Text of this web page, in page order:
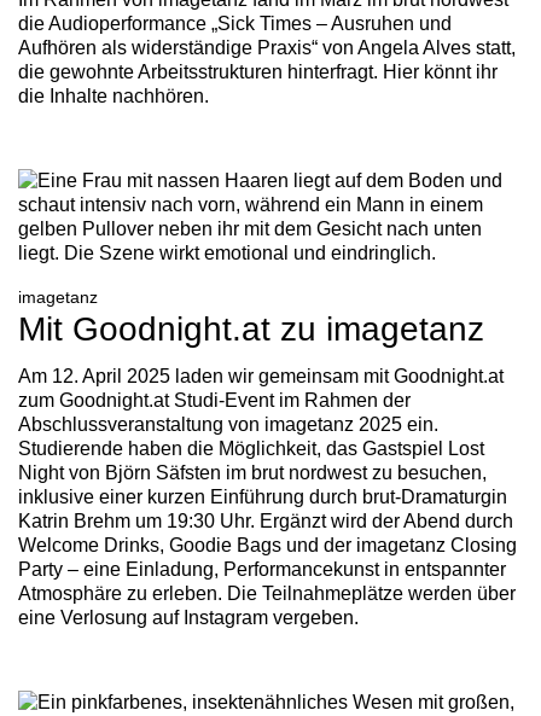
die Audioperformance „Sick Times – Ausruhen und
Aufhören als widerständige Praxis“ von Angela Alves statt,
die gewohnte Arbeitsstrukturen hinterfragt. Hier könnt ihr
die Inhalte nachhören.
imagetanz
Mit Goodnight.at zu imagetanz
Am 12. April 2025 laden wir gemeinsam mit Goodnight.at
zum Goodnight.at Studi-Event im Rahmen der
Abschlussveranstaltung von imagetanz 2025 ein.
Studierende haben die Möglichkeit, das Gastspiel Lost
Night von Björn Säfsten im brut nordwest zu besuchen,
inklusive einer kurzen Einführung durch brut-Dramaturgin
Katrin Brehm um 19:30 Uhr. Ergänzt wird der Abend durch
Welcome Drinks, Goodie Bags und der imagetanz Closing
Party – eine Einladung, Performancekunst in entspannter
Atmosphäre zu erleben. Die Teilnahmeplätze werden über
eine Verlosung auf Instagram vergeben.